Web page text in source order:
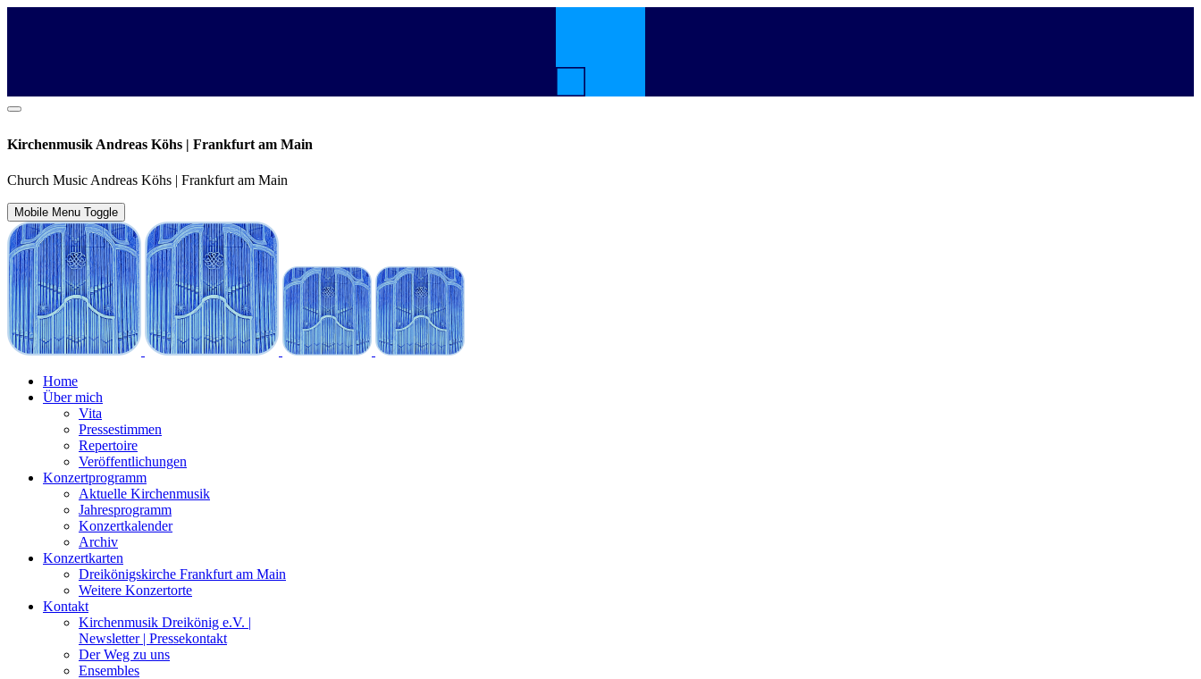
Kirchenmusik Andreas Köhs | Frankfurt am Main
Church Music Andreas Köhs | Frankfurt am Main
Mobile Menu Toggle
Home
Über mich
Vita
Pressestimmen
Repertoire
Veröffentlichungen
Konzertprogramm
Aktuelle Kirchenmusik
Jahresprogramm
Konzertkalender
Archiv
Konzertkarten
Dreikönigskirche Frankfurt am Main
Weitere Konzertorte
Kontakt
Kirchenmusik Dreikönig e.V. |
Newsletter | Pressekontakt
Der Weg zu uns
Ensembles